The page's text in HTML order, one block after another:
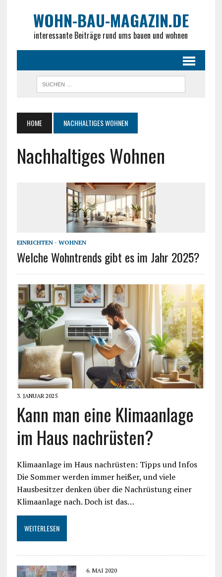
WOHN-BAU-MAGAZIN.DE
interessante Beiträge rund ums bauen und wohnen
HOME NACHHALTIGES WOHNEN
Nachhaltiges Wohnen
EINRICHTEN - WOHNEN
Welche Wohntrends gibt es im Jahr 2025?
3. JANUAR 2025
Kann man eine Klimaanlage
im Haus nachrüsten?
Klimaanlage im Haus nachrüsten: Tipps und Infos
Die Sommer werden immer heißer, und viele
Hausbesitzer denken über die Nachrüstung einer
Klimaanlage nach. Doch ist das…
WEITERLESEN
6. MAI 2020